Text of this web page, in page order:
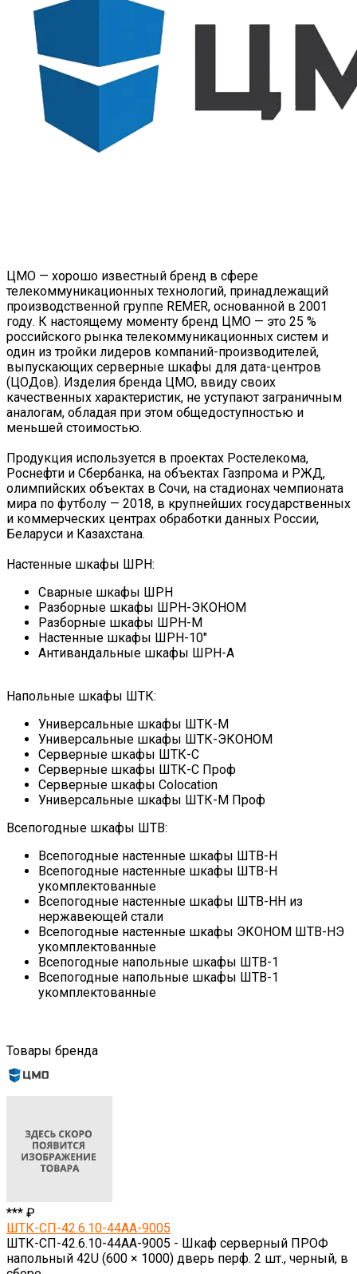
ЦМО — хорошо известный бренд в сфере
телекоммуникационных технологий, принадлежащий
производственной группе REMER, основанной в 2001
году. К настоящему моменту бренд ЦМО — это 25 %
российского рынка телекоммуникационных систем и
один из тройки лидеров компаний-производителей,
выпускающих серверные шкафы для дата-центров
(ЦОДов). Изделия бренда ЦМО, ввиду своих
качественных характеристик, не уступают заграничным
аналогам, обладая при этом общедоступностью и
меньшей стоимостью.
Продукция используется в проектах Ростелекома,
Роснефти и Сбербанка, на объектах Газпрома и РЖД,
олимпийских объектах в Сочи, на стадионах чемпионата
мира по футболу — 2018, в крупнейших государственных
и коммерческих центрах обработки данных России,
Беларуси и Казахстана.
Настенные шкафы ШРН:
Сварные шкафы ШРН
Разборные шкафы ШРН-ЭКОНОМ
Разборные шкафы ШРН-М
Настенные шкафы ШРН-10"
Антивандальные шкафы ШРН-А
Напольные шкафы ШТК:
Универсальные шкафы ШТК-М
Универсальные шкафы ШТК-ЭКОНОМ
Серверные шкафы ШТК-С
Серверные шкафы ШТК-С Проф
Серверные шкафы Сolocation
Универсальные шкафы ШТК-М Проф
Всепогодные шкафы ШТВ:
Всепогодные настенные шкафы ШТВ-Н
Всепогодные настенные шкафы ШТВ-Н
укомплектованные
Всепогодные настенные шкафы ШТВ-НН из
нержавеющей стали
Всепогодные настенные шкафы ЭКОНОМ ШТВ-НЭ
укомплектованные
Всепогодные напольные шкафы ШТВ-1
Всепогодные напольные шкафы ШТВ-1
укомплектованные
Товары бренда
*** ₽
ШТК-СП-42.6.10-44АА-9005
ШТК-СП-42.6.10-44АА-9005 - Шкаф серверный ПРОФ
напольный 42U (600 × 1000) дверь перф. 2 шт., черный, в